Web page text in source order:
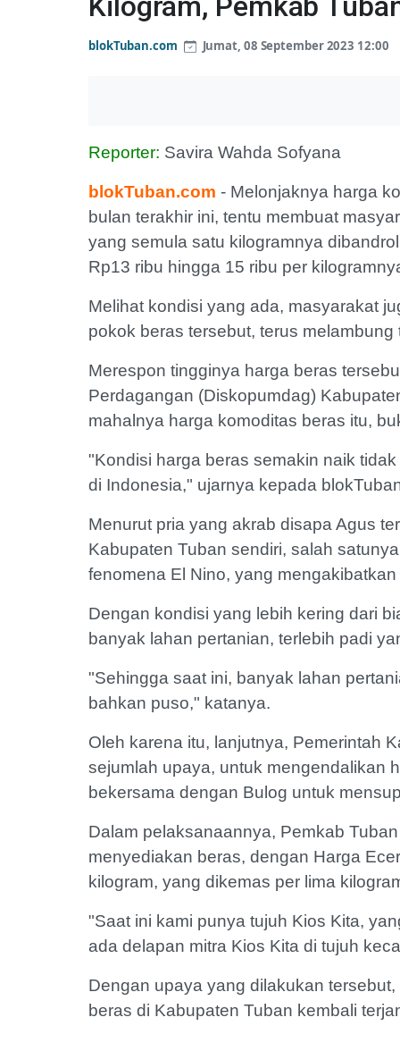
blokTuban.com Jumat, 08 September 2023 12:00
Reporter: Savira Wahda Sofyana
blokTuban.com - Melonjaknya harga
bulan terakhir ini, tentu membuat
yang semula satu kilogramnya
Rp13 ribu hingga 15 ribu per
Melihat kondisi yang ada, masyarakat
pokok beras tersebut, terus
Merespon tingginya harga beras
Perdagangan (Diskopumdag)
mahalnya harga komoditas beras itu,
"Kondisi harga beras semakin naik
di Indonesia," ujarnya kepada
Menurut pria yang akrab disapa Agus
Kabupaten Tuban sendiri, salah
fenomena El Nino, yang
Dengan kondisi yang lebih kering dari
banyak lahan pertanian, terlebih padi
"Sehingga saat ini, banyak lahan
bahkan puso," katanya.
Oleh karena itu, lanjutnya, Pemerintah
sejumlah upaya, untuk mengendalikan
bekersama dengan Bulog untuk
Dalam pelaksanaannya, Pemkab
menyediakan beras, dengan Harga
kilogram, yang dikemas per lima
"Saat ini kami punya tujuh Kios Kita,
ada delapan mitra Kios Kita di tujuh
Dengan upaya yang dilakukan
beras di Kabupaten Tuban kembali